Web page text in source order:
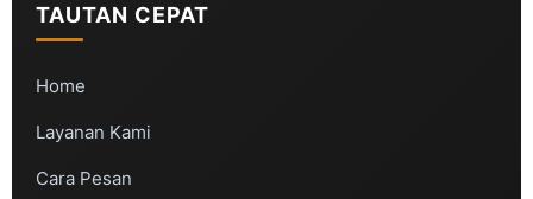
TAUTAN CEPAT
Home
Layanan Kami
Cara Pesan